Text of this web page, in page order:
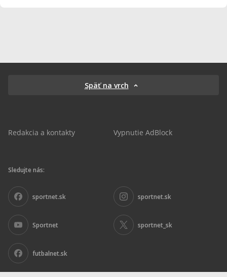
Späť na vrch
Redakcia a kontakty Vypnutie AdBlock
Sledujte nás:
sportnet.sk sportnet.sk
Sportnet sportnet_sk
futbalnet.sk